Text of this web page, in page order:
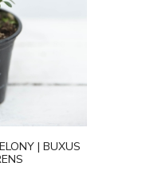
| BUXUS